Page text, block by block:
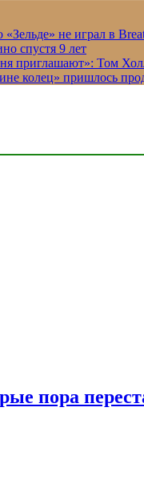
не играл в
спустя 9 лет
приглашают»: Том
колец» пришлось
пора